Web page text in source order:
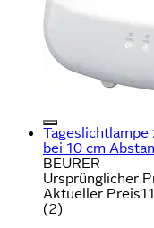
bei 10 cm
BEURER
Ursprünglicher
Aktueller Preis
(2)